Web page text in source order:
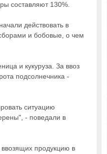
составляют 130%.
действовать в
и бобовые, о чем
и кукуруза. За ввоз
подсолнечника -
ситуацию
- поведали в
продукцию в